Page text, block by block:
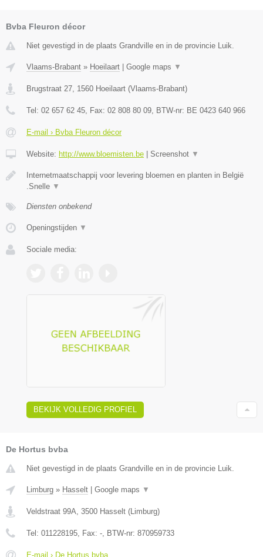
Bvba Fleuron décor
Niet gevestigd in de plaats Grandville en in de provincie Luik.
Vlaams-Brabant » Hoeilaart | Google maps ▼
Brugstraat 27 1560 Hoeilaart (Vlaams-Brabant)
Tel: 02 657 62 45 , Fax: 02 808 80 09 , BTW-nr: BE 0423 640 966
E-mail › Bvba Fleuron décor
Website: http://www.bloemisten.be | Screenshot ▼
Internetmaatschappij voor levering bloemen en planten in België
.Snelle ▼
Diensten onbekend
Openingstijden ▼
Sociale media:
BEKIJK VOLLEDIG PROFIEL
De Hortus bvba
Niet gevestigd in de plaats Grandville en in de provincie Luik.
Limburg » Hasselt Google maps ▼
Veldstraat 99A, 3500 Hasselt (Limburg)
Tel: 011228195, Fax: -, BTW-nr: 870959733
E-mail › De Hortus bvba